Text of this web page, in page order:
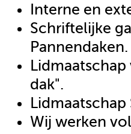
Interne en
Schriftelijke
Pannendaken.
dak".
Wij werken